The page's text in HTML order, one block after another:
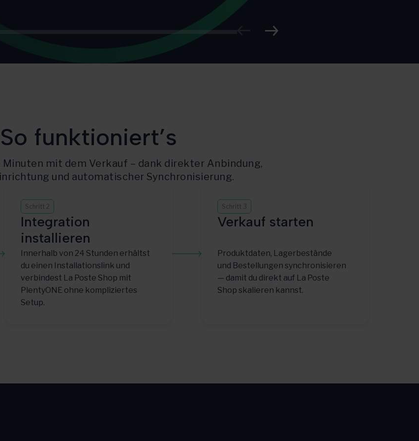
So funktioniert’s
mit dem Verkauf – dank direkter Anbindung,
und automatischer Synchronisierung.
Schritt 2
Integration
installieren
Innerhalb von 24 Stunden erhältst
du einen Installationslink und
verbindest La Poste Shop mit
PlentyONE ohne kompliziertes
Setup.
Schritt 3
Verkauf starten
Produktdaten, Lagerbestände
und Bestellungen synchronisieren
— damit du direkt auf La Poste
Shop skalieren kannst.